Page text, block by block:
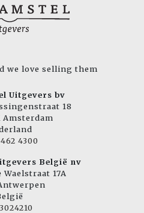
we love selling them
Uitgevers bv
18
Amsterdam
4300
België nv
17A